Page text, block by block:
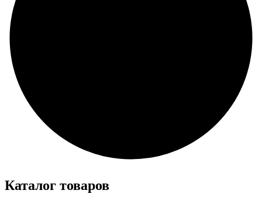
Каталог товаров